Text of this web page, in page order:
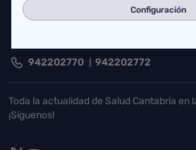
Cardenal Herrera Oria, S/N 39011
942202770 942202772
Toda la actualidad de Salud Cantabria en
¡Síguenos!
Configuración